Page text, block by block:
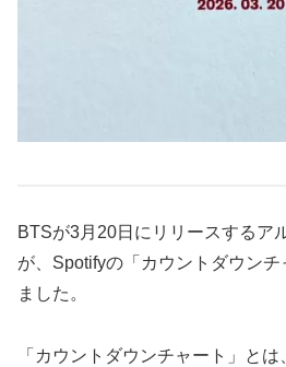
BTSが3月20日にリリースするア
が、Spotifyの「カウントダウン
ました。
「カウントダウンチャート」と